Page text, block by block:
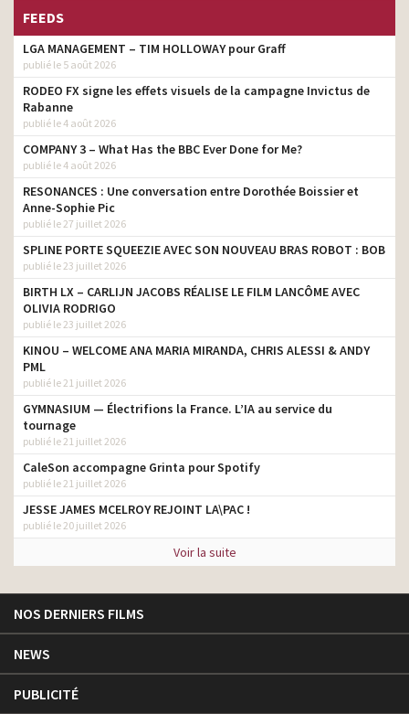
FEEDS
LGA MANAGEMENT – TIM HOLLOWAY pour Graff
publié le 5 août 2026
RODEO FX signe les effets visuels de la campagne Invictus de
Rabanne
publié le 4 août 2026
COMPANY 3 – What Has the BBC Ever Done for Me?
publié le 4 août 2026
RESONANCES : Une conversation entre Dorothée Boissier et
Anne-Sophie Pic
publié le 27 juillet 2026
SPLINE PORTE SQUEEZIE AVEC SON NOUVEAU BRAS ROBOT : BOB
publié le 23 juillet 2026
BIRTH LX – CARLIJN JACOBS RÉALISE LE FILM LANCÔME AVEC
OLIVIA RODRIGO
publié le 23 juillet 2026
KINOU – WELCOME ANA MARIA MIRANDA, CHRIS ALESSI & ANDY
PML
publié le 21 juillet 2026
GYMNASIUM — Électrifions la France. L’IA au service du
tournage
publié le 21 juillet 2026
CaleSon accompagne Grinta pour Spotify
publié le 21 juillet 2026
JESSE JAMES MCELROY REJOINT LA\PAC !
publié le 20 juillet 2026
Voir la suite
NOS DERNIERS FILMS
NEWS
PUBLICITÉ